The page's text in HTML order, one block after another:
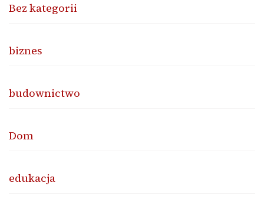
Bez kategorii
biznes
budownictwo
Dom
edukacja